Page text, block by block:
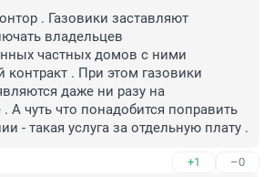
. Газовики заставляют
владельцев
частных домов с ними
. При этом газовики
даже ни разу на
А чуть что понадобится поправить
- такая услуга за отдельную плату .
+1 –0